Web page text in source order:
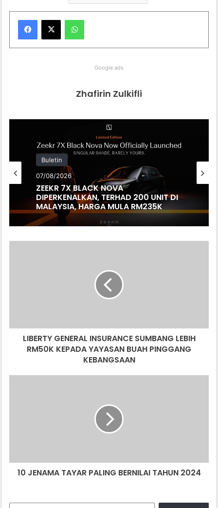
WhatsApp
Google ads
Zhafirin Zulkifli
Buletin
07/08/2026
ZEEKR 7X BLACK NOVA
DIPERKENALKAN, TERHAD 200 UNIT DI
MALAYSIA, HARGA MULA RM235K
BUAH
PINGGANG
KEBANGSAAN
LIBERTY GENERAL INSURANCE SUMBANG LEBIH
RM50K KEPADA YAYASAN BUAH PINGGANG
KEBANGSAAN
10 JENAMA TAYAR PALING BERNILAI TAHUN 2024